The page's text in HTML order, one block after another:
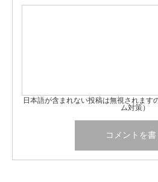
日本語が含まれない投稿は無視されます
ム対策）